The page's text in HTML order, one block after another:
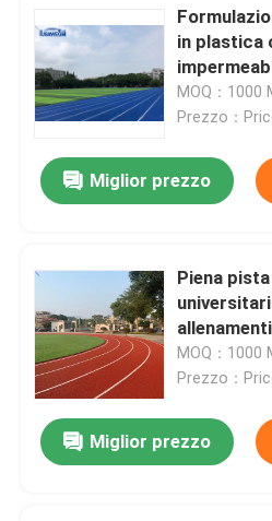
Prodotti
Video
Chi Siamo
Controllo di qualità
Contattaci
Notizie
in plastica
MOQ：1000
Prezzo：
Miglior prezzo
Piena
del
MOQ：1000
Prezzo：
Miglior prezzo